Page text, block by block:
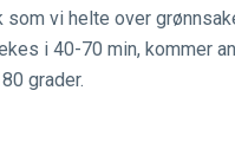
som vi helte over
i 40-70 min, kommer
grader.